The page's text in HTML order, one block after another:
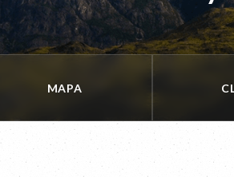
MAPA